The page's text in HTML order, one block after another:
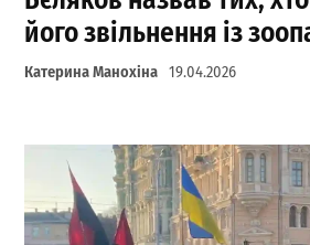
його звільнення із
Катерина Манохіна 19.04.2026